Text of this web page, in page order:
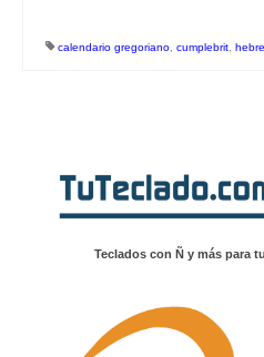
calendario gregoriano cumplebrit
Teclados con Ñ y más para